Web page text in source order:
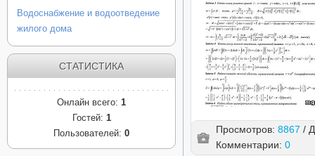
Просмотров: 8867 /
Комментарии: 0
Водоснабжение и водоотведение
жилого дома
СТАТИСТИКА
Онлайн всего: 1
Гостей: 1
Пользователей: 0